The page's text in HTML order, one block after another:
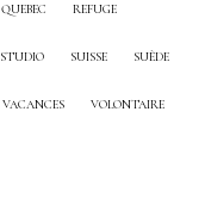
QUEBEC REFUGE
STUDIO SUISSE SUÈDE
VACANCES VOLONTAIRE